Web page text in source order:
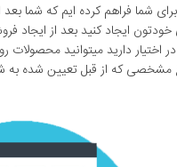
شما فراهم کرده ایم که شما
خودتون ایجاد کنید بعد از ایجاد
اختیار دارید میتوانید محصولات
مشخصی که از قبل تعیین شده به